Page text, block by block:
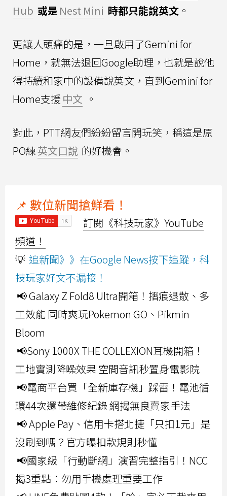
Hub 或是 Nest Mini 時都只能說英文 。
更讓人頭痛的是，一旦啟用了Gemini for
Home，就無法退回Google助理，也就是說他
得持續和家中的設備說英文，直到Gemini for
Home支援 中文 。
對此，PTT網友們紛紛留言開玩笑，稱這是原
PO練英文口說 的好機會。
📌 數位新聞搶鮮看！
訂閱《科技玩家》YouTube
頻道！
💡 追新聞》》在Google News按下追蹤，科
技玩家好文不漏接！
📢 Galaxy Z Fold8 Ultra開箱！摺痕退散、多
工效能 同時爽玩Pokemon GO、Pikmin
Bloom
📢Sony 1000X THE COLLEXION耳機開箱！
工地實測降噪效果 空間音訊秒置身電影院
📢電商平台買「全新庫存機」踩雷！電池循
環44次還帶維修紀錄 網揭無良賣家手法
📢 Apple Pay、信用卡搭北捷「只扣1元」是
沒刷到嗎？官方曝扣款規則秒懂
📢國家級「行動斷網」演習完整指引！NCC
揭3重點：勿用手機處理重要工作